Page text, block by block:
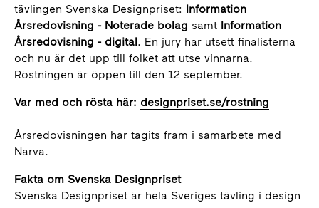
tävlingen Svenska Designpriset: Information
Årsredovisning - Noterade bolag samt Information
Årsredovisning - digital. En jury har utsett finalisterna
och nu är det upp till folket att utse vinnarna.
Röstningen är öppen till den 12 september.
Var med och rösta här: designpriset.se/rostning
Årsredovisningen har tagits fram i samarbete med
Narva.
Fakta om Svenska Designpriset
Svenska Designpriset är hela Sveriges tävling i design